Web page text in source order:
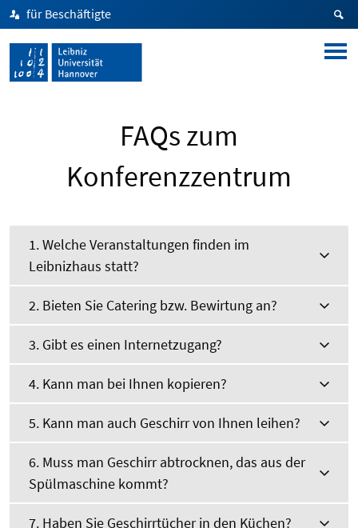
für Beschäftigte
FAQs zum
Konferenzzentrum
1. Welche Veranstaltungen finden im
Leibnizhaus statt?
2. Bieten Sie Catering bzw. Bewirtung an?
3. Gibt es einen Internetzugang?
4. Kann man bei Ihnen kopieren?
5. Kann man auch Geschirr von Ihnen leihen?
6. Muss man Geschirr abtrocknen, das aus der
Spülmaschine kommt?
7. Haben Sie Geschirrtücher in den Küchen?